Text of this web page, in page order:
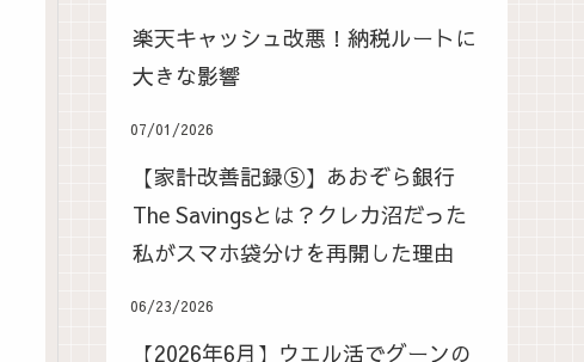
楽天キャッシュ改悪！納税ルートに
大きな影響
07/01/2026
【家計改善記録⑤】あおぞら銀行
The Savingsとは？クレカ沼だった
私がスマホ袋分けを再開した理由
06/23/2026
【2026年6月】ウエル活でグーンの